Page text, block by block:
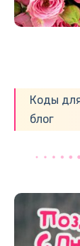
Коды
блог